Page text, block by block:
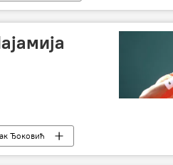
Ђоковић